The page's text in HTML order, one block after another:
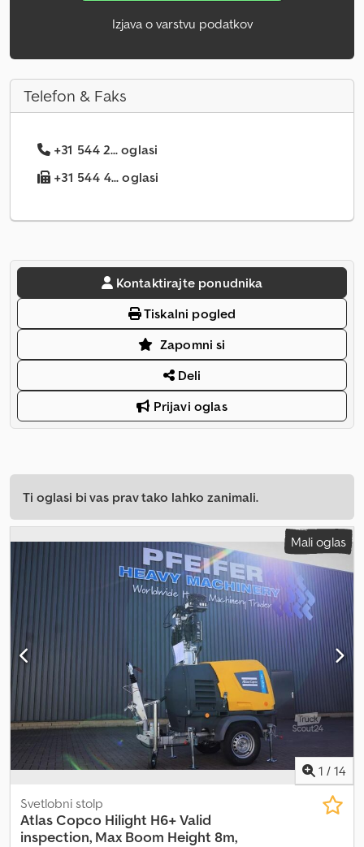
Izjava o varstvu podatkov
Telefon & Faks
+31 544 2... oglasi
+31 544 4... oglasi
Kontaktirajte ponudnika
Tiskalni pogled
Zapomni si
Deli
Prijavi oglas
Ti oglasi bi vas prav tako lahko zanimali.
Mali oglas
1 / 14
Svetlobni stolp
Atlas Copco Hilight H6+ Valid
inspection, Max Boom Height 8m,